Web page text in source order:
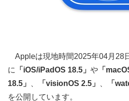
Appleは現地時間2025年04月28
に
「iOS/iPadOS 18.5」 や 「
18.5」
「visionOS 2.5」 「
を公開しています。